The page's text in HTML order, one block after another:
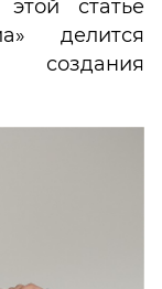
статье
делится
создания